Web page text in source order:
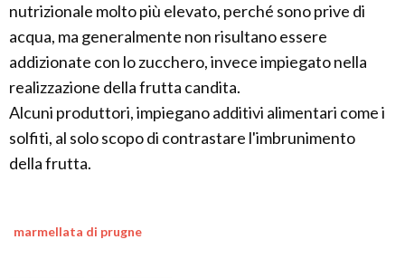
nutrizionale molto più elevato, perché sono prive di
acqua, ma generalmente non risultano essere
addizionate con lo zucchero, invece impiegato nella
realizzazione della frutta candita.
Alcuni produttori, impiegano additivi alimentari come i
solfiti, al solo scopo di contrastare l'imbrunimento
della frutta.
marmellata di prugne